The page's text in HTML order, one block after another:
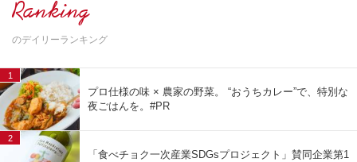
Ranking
のデイリーランキング
プロ仕様の味 × 農家の野菜。 “おうちカレー”で、特別な
夜ごはんを。#PR
1
「食べチョク一次産業SDGsプロジェクト」賛同企業第1
2